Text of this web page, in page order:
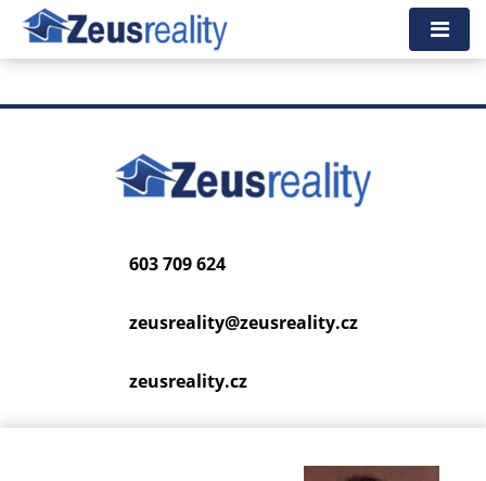
Tato nemovitost neexistuje, již nejspíš byla smazána.
Zpět na hlavní stranu.
603 709 624
zeusreality@zeusreality.cz
zeusreality.cz